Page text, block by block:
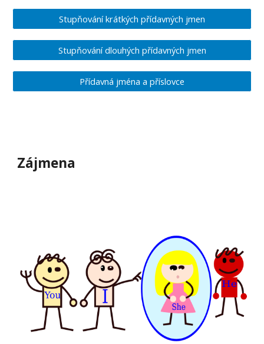
Stupňování krátkých přídavných jmen
Stupňování dlouhých přídavných jmen
Přídavná jména a příslovce
Zájmena